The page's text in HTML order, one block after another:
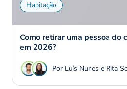
Habitação
Como retirar uma pessoa do
em 2026?
Por Luís Nunes e Rita